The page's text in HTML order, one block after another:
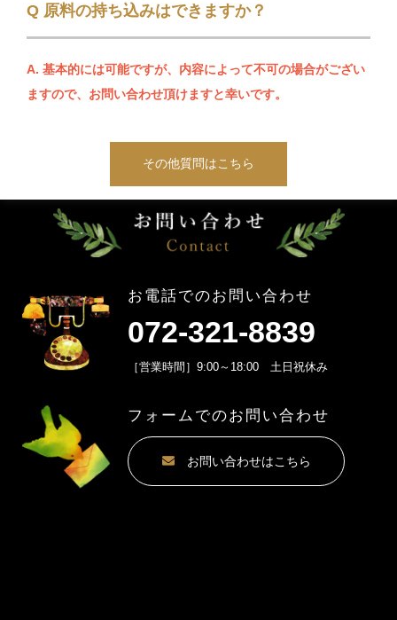
Q 原料の持ち込みはできますか？
A. 基本的には可能ですが、内容によって不可の場合がござい
ますので、お問い合わせ頂けますと幸いです。
その他質問はこちら
お電話でのお問い合わせ
072-321-8839
［営業時間］9:00～18:00 土日祝休み
フォームでのお問い合わせ
お問い合わせはこちら